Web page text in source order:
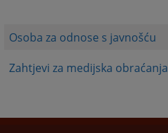
Osoba za odnose s javnošću
Zahtjevi za medijska obraćanja